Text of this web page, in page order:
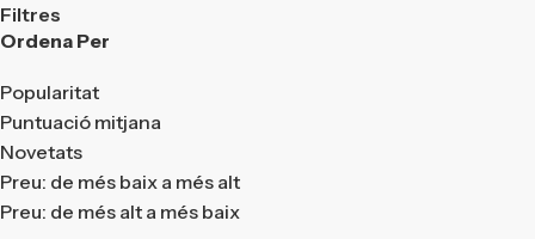
Filtres
Ordena Per
Popularitat
Puntuació mitjana
Novetats
Preu: de més baix a més alt
Preu: de més alt a més baix